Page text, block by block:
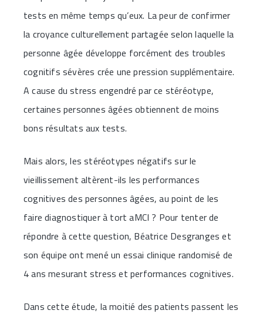
tests en même temps qu’eux. La peur de confirmer
la croyance culturellement partagée selon laquelle la
personne âgée développe forcément des troubles
cognitifs sévères crée une pression supplémentaire.
A cause du stress engendré par ce stéréotype,
certaines personnes âgées obtiennent de moins
bons résultats aux tests.
Mais alors, les stéréotypes négatifs sur le
vieillissement altèrent-ils les performances
cognitives des personnes âgées, au point de les
faire diagnostiquer à tort aMCI ? Pour tenter de
répondre à cette question, Béatrice Desgranges et
son équipe ont mené un essai clinique randomisé de
4 ans mesurant stress et performances cognitives.
Dans cette étude, la moitié des patients passent les